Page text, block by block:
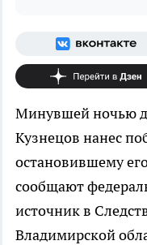
Минувшей ночью
Кузнецов нанес
остановившему
сообщают
источник в
Владимирской